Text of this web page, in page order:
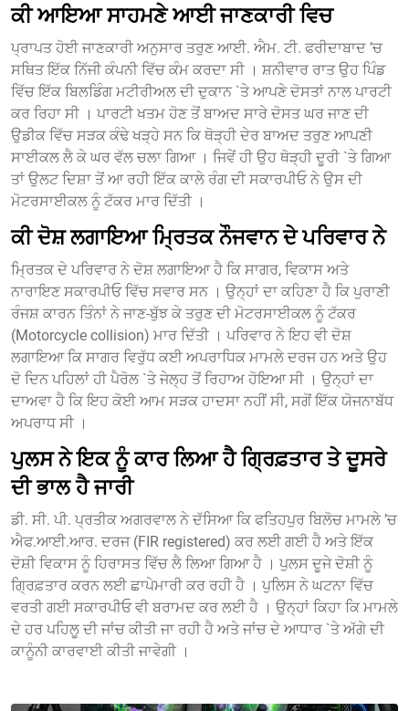
ਕੀ ਆਇਆ ਸਾਹਮਣੇ ਆਈ ਜਾਣਕਾਰੀ ਵਿਚ
ਪ੍ਰਾਪਤ ਹੋਈ ਜਾਣਕਾਰੀ ਅਨੁਸਾਰ ਤਰੁਣ ਆਈ. ਐਮ. ਟੀ. ਫਰੀਦਾਬਾਦ ’ਚ
ਸਥਿਤ ਇੱਕ ਨਿੱਜੀ ਕੰਪਨੀ ਵਿੱਚ ਕੰਮ ਕਰਦਾ ਸੀ । ਸ਼ਨੀਵਾਰ ਰਾਤ ਉਹ ਪਿੰਡ
ਵਿੱਚ ਇੱਕ ਬਿਲਡਿੰਗ ਮਟੀਰੀਅਲ ਦੀ ਦੁਕਾਨ `ਤੇ ਆਪਣੇ ਦੋਸਤਾਂ ਨਾਲ ਪਾਰਟੀ
ਕਰ ਰਿਹਾ ਸੀ । ਪਾਰਟੀ ਖਤਮ ਹੋਣ ਤੋਂ ਬਾਅਦ ਸਾਰੇ ਦੋਸਤ ਘਰ ਜਾਣ ਦੀ
ਉਡੀਕ ਵਿੱਚ ਸੜਕ ਕੰਢੇ ਖੜ੍ਹੇ ਸਨ ਕਿ ਥੋੜ੍ਹੀ ਦੇਰ ਬਾਅਦ ਤਰੁਣ ਆਪਣੀ
ਸਾਈਕਲ ਲੈ ਕੇ ਘਰ ਵੱਲ ਚਲਾ ਗਿਆ । ਜਿਵੇਂ ਹੀ ਉਹ ਥੋੜ੍ਹੀ ਦੂਰੀ `ਤੇ ਗਿਆ
ਤਾਂ ਉਲਟ ਦਿਸ਼ਾ ਤੋਂ ਆ ਰਹੀ ਇੱਕ ਕਾਲੇ ਰੰਗ ਦੀ ਸਕਾਰਪੀਓ ਨੇ ਉਸ ਦੀ
ਮੋਟਰਸਾਈਕਲ ਨੂੰ ਟੱਕਰ ਮਾਰ ਦਿੱਤੀ ।
ਕੀ ਦੋਸ਼ ਲਗਾਇਆ ਮ੍ਰਿਤਕ ਨੌਜਵਾਨ ਦੇ ਪਰਿਵਾਰ ਨੇ
ਮ੍ਰਿਤਕ ਦੇ ਪਰਿਵਾਰ ਨੇ ਦੋਸ਼ ਲਗਾਇਆ ਹੈ ਕਿ ਸਾਗਰ, ਵਿਕਾਸ ਅਤੇ
ਨਾਰਾਇਣ ਸਕਾਰਪੀਓ ਵਿੱਚ ਸਵਾਰ ਸਨ । ਉਨ੍ਹਾਂ ਦਾ ਕਹਿਣਾ ਹੈ ਕਿ ਪੁਰਾਣੀ
ਰੰਜਸ਼ ਕਾਰਨ ਤਿੰਨਾਂ ਨੇ ਜਾਣ-ਬੁੱਝ ਕੇ ਤਰੁਣ ਦੀ ਮੋਟਰਸਾਈਕਲ ਨੂੰ ਟੱਕਰ
(Motorcycle collision) ਮਾਰ ਦਿੱਤੀ । ਪਰਿਵਾਰ ਨੇ ਇਹ ਵੀ ਦੋਸ਼
ਲਗਾਇਆ ਕਿ ਸਾਗਰ ਵਿਰੁੱਧ ਕਈ ਅਪਰਾਧਿਕ ਮਾਮਲੇ ਦਰਜ ਹਨ ਅਤੇ ਉਹ
ਦੋ ਦਿਨ ਪਹਿਲਾਂ ਹੀ ਪੈਰੋਲ `ਤੇ ਜੇਲ੍ਹ ਤੋਂ ਰਿਹਾਅ ਹੋਇਆ ਸੀ । ਉਨ੍ਹਾਂ ਦਾ
ਦਾਅਵਾ ਹੈ ਕਿ ਇਹ ਕੋਈ ਆਮ ਸੜਕ ਹਾਦਸਾ ਨਹੀਂ ਸੀ, ਸਗੋਂ ਇੱਕ ਯੋਜਨਾਬੱਧ
ਅਪਰਾਧ ਸੀ ।
ਪੁਲਸ ਨੇ ਇਕ ਨੂੰ ਕਾਰ ਲਿਆ ਹੈ ਗ੍ਰਿਫ਼ਤਾਰ ਤੇ ਦੂਸਰੇ
ਦੀ ਭਾਲ ਹੈ ਜਾਰੀ
ਡੀ. ਸੀ. ਪੀ. ਪ੍ਰਤੀਕ ਅਗਰਵਾਲ ਨੇ ਦੱਸਿਆ ਕਿ ਫਤਿਹਪੁਰ ਬਿਲੋਚ ਮਾਮਲੇ ’ਚ
ਐਫ.ਆਈ.ਆਰ. ਦਰਜ (FIR registered) ਕਰ ਲਈ ਗਈ ਹੈ ਅਤੇ ਇੱਕ
ਦੋਸ਼ੀ ਵਿਕਾਸ ਨੂੰ ਹਿਰਾਸਤ ਵਿੱਚ ਲੈ ਲਿਆ ਗਿਆ ਹੈ । ਪੁਲਸ ਦੂਜੇ ਦੋਸ਼ੀ ਨੂੰ
ਗ੍ਰਿਫ਼ਤਾਰ ਕਰਨ ਲਈ ਛਾਪੇਮਾਰੀ ਕਰ ਰਹੀ ਹੈ । ਪੁਲਿਸ ਨੇ ਘਟਨਾ ਵਿੱਚ
ਵਰਤੀ ਗਈ ਸਕਾਰਪੀਓ ਵੀ ਬਰਾਮਦ ਕਰ ਲਈ ਹੈ । ਉਨ੍ਹਾਂ ਕਿਹਾ ਕਿ ਮਾਮਲੇ
ਦੇ ਹਰ ਪਹਿਲੂ ਦੀ ਜਾਂਚ ਕੀਤੀ ਜਾ ਰਹੀ ਹੈ ਅਤੇ ਜਾਂਚ ਦੇ ਆਧਾਰ `ਤੇ ਅੱਗੇ ਦੀ
ਕਾਨੂੰਨੀ ਕਾਰਵਾਈ ਕੀਤੀ ਜਾਵੇਗੀ ।